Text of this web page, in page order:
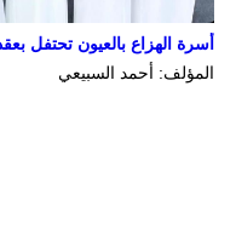
أسرة الهزاع بالعيون تحتفل
المؤلف: أحمد السبيعي